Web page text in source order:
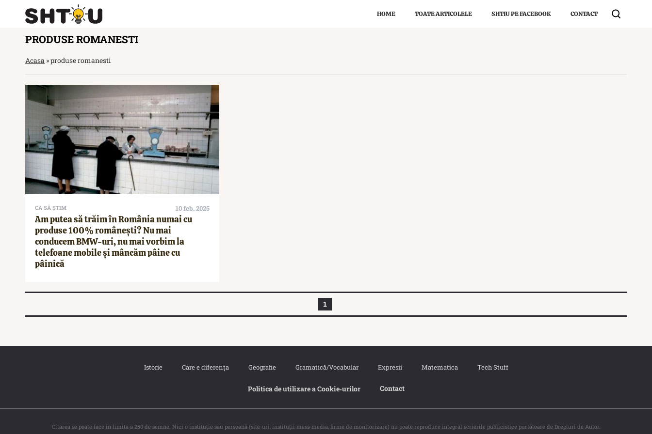
HOME TOATE ARTICOLELE SHTIU PE FACEBOOK CONTACT
PRODUSE ROMANESTI
Acasa »produse romanesti
CA SĂ ȘTIM 10 feb. 2025
Am putea să trăim în România numai cu
produse 100% românești? Nu mai
conducem BMW-uri, nu mai vorbim la
telefoane mobile și mâncăm pâine cu
pâinică
1
Istorie Care e diferența Geografie Gramatică/Vocabular Expresii Matematica Tech Stuff
Politica de utilizare a Cookie‐urilor Contact
Citarea se poate face în limita a 250 de semne. Nici o instituţie sau persoană (site-uri, instituţii mass-media, firme de monitorizare) nu poate reproduce integral scrierile publicistice purtătoare de Drepturi de Autor.